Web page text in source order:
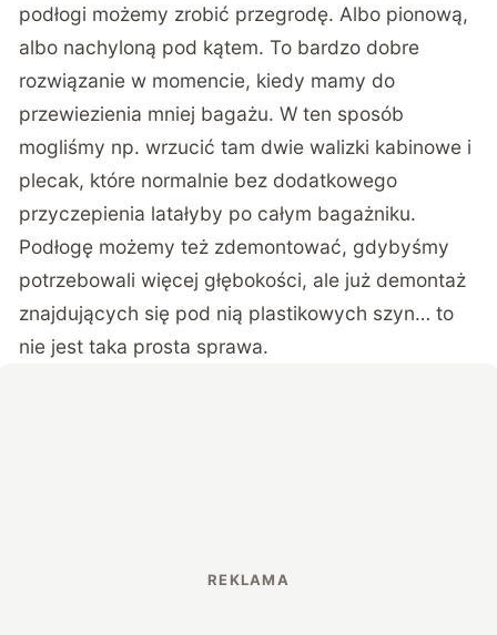
podłogi możemy zrobić przegrodę. Albo pionową,
albo nachyloną pod kątem. To bardzo dobre
rozwiązanie w momencie, kiedy mamy do
przewiezienia mniej bagażu. W ten sposób
mogliśmy np. wrzucić tam dwie walizki kabinowe i
plecak, które normalnie bez dodatkowego
przyczepienia latałyby po całym bagażniku.
Podłogę możemy też zdemontować, gdybyśmy
potrzebowali więcej głębokości, ale już demontaż
znajdujących się pod nią plastikowych szyn… to
nie jest taka prosta sprawa.